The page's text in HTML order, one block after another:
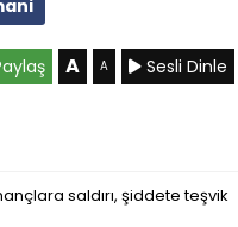
A A Sesli Dinle
saldırı, şiddete teşvik